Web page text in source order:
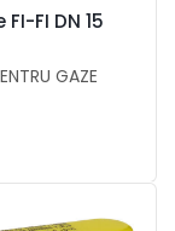
FI DN 15
GAZE